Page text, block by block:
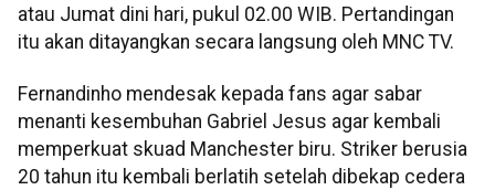
atau Jumat dini hari, pukul 02.00 WIB. Pertandingan
itu akan ditayangkan secara langsung oleh MNC TV.
Fernandinho mendesak kepada fans agar sabar
menanti kesembuhan Gabriel Jesus agar kembali
memperkuat skuad Manchester biru. Striker berusia
20 tahun itu kembali berlatih setelah dibekap cedera